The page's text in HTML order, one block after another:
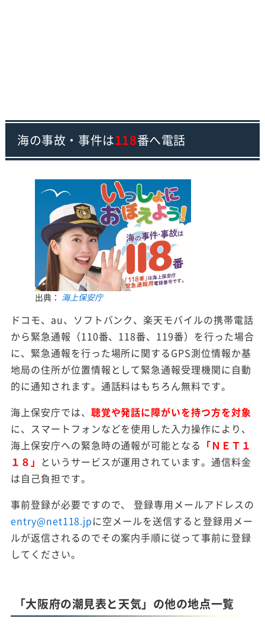
海の事故・事件は118番へ電話
出典： 海上保安庁
ドコモ、au、ソフトバンク、楽天モバイルの携帯電話
から緊急通報（110番、118番、119番）を行った場合
に、緊急通報を行った場所に関するGPS測位情報か基
地局の住所が位置情報として緊急通報受理機関に自動
的に通知されます。通話料はもちろん無料です。
海上保安庁では、 聴覚や発話に障がいを持つ方を対象
に、スマートフォンなどを使用した入力操作により、
海上保安庁への緊急時の通報が可能となる 「ＮＥＴ１
１８」 というサービスが運用されています。通信料金
は自己負担です。
事前登録が必要ですので、 登録専用メールアドレスの
entry@net118.jpに空メールを送信すると登録用メー
ルが返信されるのでその案内手順に従って事前に登録
してください。
「大阪府の潮見表と天気」の他の地点一覧